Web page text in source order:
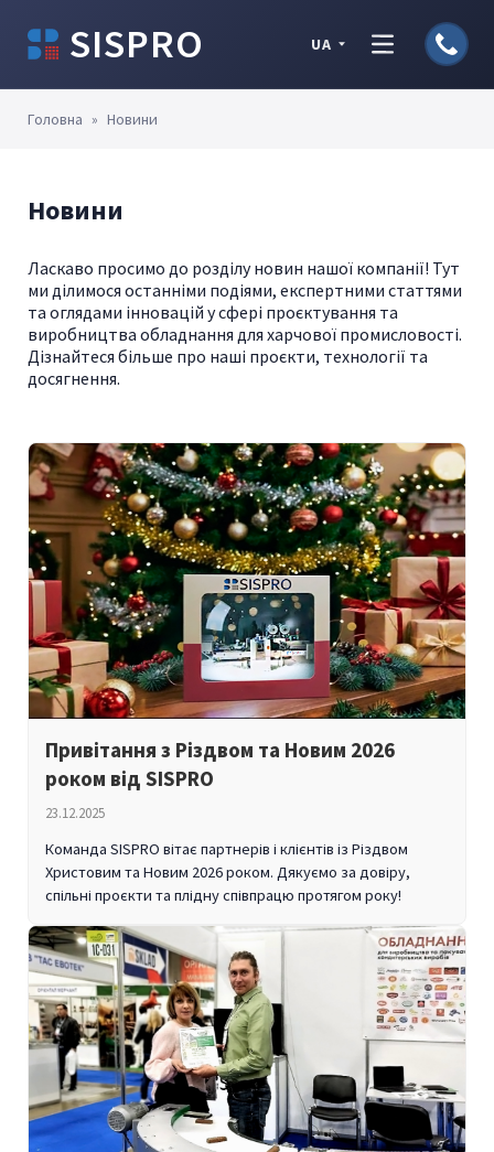
SISPRO UA
Головна » Новини
Новини
Ласкаво просимо до розділу новин нашої компанії! Тут
ми ділимося останніми подіями, експертними статтями
та оглядами інновацій у сфері проєктування та
виробництва обладнання для харчової промисловості.
Дізнайтеся більше про наші проєкти, технології та
досягнення.
Привітання з Різдвом та Новим 2026
роком від SISPRO
23.12.2025
Команда SISPRO вітає партнерів і клієнтів із Різдвом
Христовим та Новим 2026 роком. Дякуємо за довіру,
спільні проєкти та плідну співпрацю протягом року!